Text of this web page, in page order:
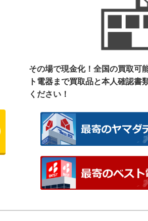
その場で現金化！全国の買取可
ト電器まで買取品と本人確認書
ください！